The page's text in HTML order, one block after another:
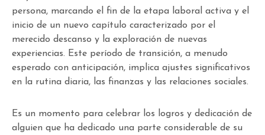
persona, marcando el fin de la etapa laboral activa y el
inicio de un nuevo capítulo caracterizado por el
merecido descanso y la exploración de nuevas
experiencias. Este período de transición, a menudo
esperado con anticipación, implica ajustes significativos
en la rutina diaria, las finanzas y las relaciones sociales.
Es un momento para celebrar los logros y dedicación de
alguien que ha dedicado una parte considerable de su